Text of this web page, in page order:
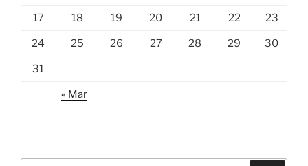
17 18 19 20 21 22 23
24 25 26 27 28 29 30
31
« Mar